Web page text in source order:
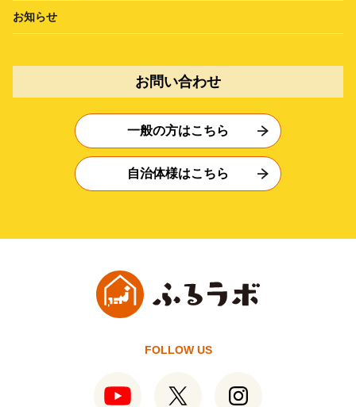
お知らせ
お問い合わせ
一般の方はこちら
自治体様はこちら
FOLLOW US